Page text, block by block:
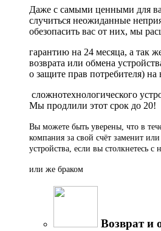
Даже с самыми ценными для
случиться неожиданные
обезопасить вас от них, мы
гарантию на 24 месяца, а так
возврата или обмена
о защите прав потребителя) на
сложнотехнологического
Мы продлили этот срок до 20!
Вы можете быть уверены, что в
компания за свой счёт заменит
устройства, если вы столкнетесь с
или же браком
Возврат и